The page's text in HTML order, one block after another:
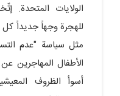
الولایات المتحدة.
للهجرة وجهاً جدیداً کل
مثل سیاسة "عدم
الأطفال المهاجرین
أسوأ الظروف